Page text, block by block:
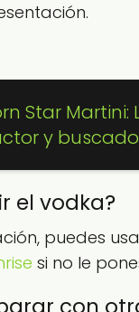
Star
y buscado
el vodka?
puedes
si no le